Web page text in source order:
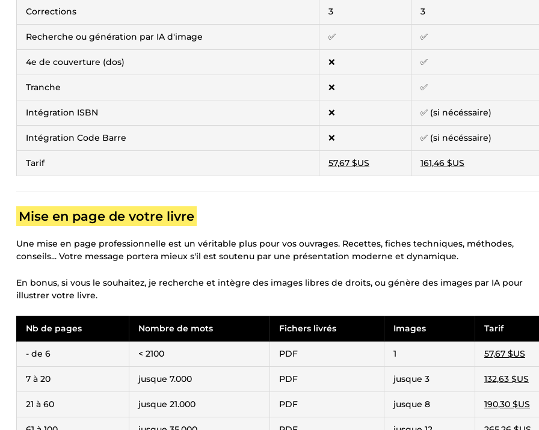
Corrections 3 3
Recherche ou génération par IA d'image ✅ ✅
4e de couverture (dos) ❌ ✅
Tranche ❌ ✅
Intégration ISBN ❌ ✅ (si nécéssaire)
Intégration Code Barre ❌ ✅ (si nécéssaire)
Tarif 57,67 $US 161,46 $US
Mise en page de votre livre
Une mise en page professionnelle est un véritable plus pour vos ouvrages. Recettes, fiches techniques, méthodes,
conseils... Votre message portera mieux s'il est soutenu par une présentation moderne et dynamique.
En bonus, si vous le souhaitez, je recherche et intègre des images libres de droits, ou génère des images par IA pour
illustrer votre livre.
Nb de pages Nombre de mots Fichers livrés Images Tarif
- de 6 < 2100 PDF 1 57,67 $US
7 à 20 jusque 7.000 PDF jusque 3 132,63 $US
21 à 60 jusque 21.000 PDF jusque 8 190,30 $US